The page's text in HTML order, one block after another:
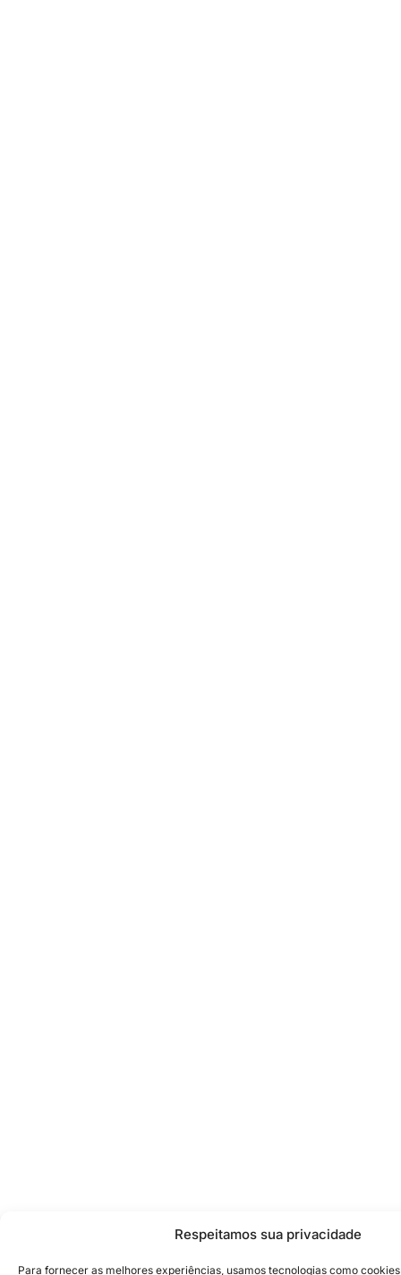
Respeitamos sua privacidade
Para fornecer as melhores experiências, usamos tecnologias como